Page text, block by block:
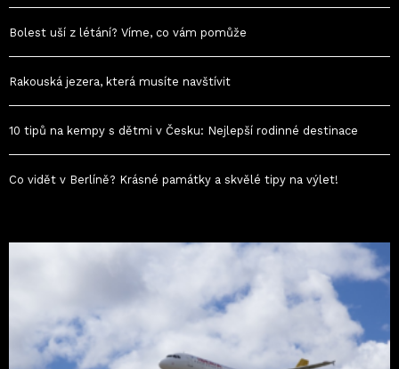
Bolest uší z létání? Víme, co vám pomůže
Rakouská jezera, která musíte navštívit
10 tipů na kempy s dětmi v Česku: Nejlepší rodinné destinace
Co vidět v Berlíně? Krásné památky a skvělé tipy na výlet!